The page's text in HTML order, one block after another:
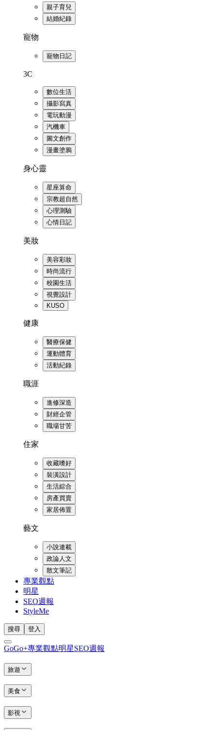
親子育兒
結婚紀錄
寵物
寵物日記
3C
數位生活
攝影寫真
電玩動漫
汽機車
圖文創作
漫畫塗鴉
身心靈
星座算命
宗教超自然
心理測驗
心情日記
美妝
美容彩妝
時尚流行
校園生活
視覺設計
KUSO
健康
醫療保健
運動體育
活動紀錄
職涯
進修深造
財經企管
職場甘苦
住家
收藏嗜好
裝潢設計
生活綜合
房產買賣
家居佈置
藝文
小說連載
政論人文
散文筆記
專業觀點
明星
SEO週報
StyleMe
搜尋 登入
GoGo+專業觀點明星SEO週報
旅遊
美食
影視